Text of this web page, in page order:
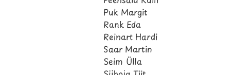
Puk Margit
Rank Eda
Reinart Hardi
Saar Martin
Seim Ülla